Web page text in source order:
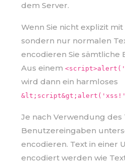
dem Server.
Wenn Sie nicht explizit
sondern nur normalen
encodieren Sie sämtliche
Aus einem
wird dann ein harmloses
Je nach Verwendung des
Benutzereingaben
encodieren. Text in einer
encodiert werden wie